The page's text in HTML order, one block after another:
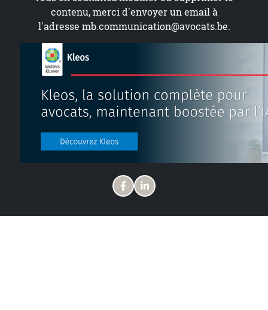
contenu, merci d'envoyer un email à
l'adresse mb.communication@avocats.be.